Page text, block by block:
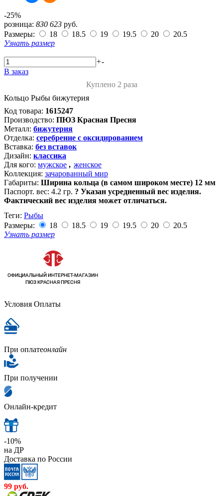
-25%
розница: 830 623 руб.
Размеры:
18 18.5 19 19.5 20
20.5
Узнать размер
+-
В заказ
Куплено 2 раза
Кольцо Рыбы бижутерия
Код товара: 1615247
Производство: ПЮЗ Красная Пресня
Металл: бижутерия
Отделка: серебрение с оксидированием
Вставка: без вставок
Дизайн: классика
Для кого: мужское , женское
Коллекция: зачарованный мир
Габариты: Ширина кольца (в самом широком месте) 12 мм
Паспорт. вес: 4.2 гр. ? Указан усредненный вес изделия.
Фактический вес изделия может отличаться.
Теги: Рыбы
Размеры:
18 18.5 19 19.5 20
20.5
Узнать размер
Условия Оплаты
При оплатеонлайн
При получении
Онлайн-кредит
-10%
на ДР
Доставка по России
99 руб.